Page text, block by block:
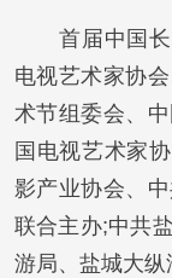
首届中国长
电视艺术家协
术节组委会、
国电视艺术家
影产业协会、
联合主办;中共
游局、盐城大纵